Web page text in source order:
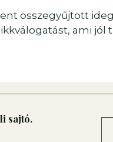
összegyűjtött
ami jól
sajtó.